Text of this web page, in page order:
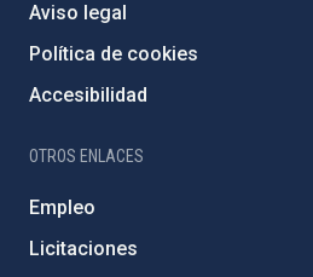
Aviso legal
Política de cookies
Accesibilidad
OTROS ENLACES
Empleo
Licitaciones